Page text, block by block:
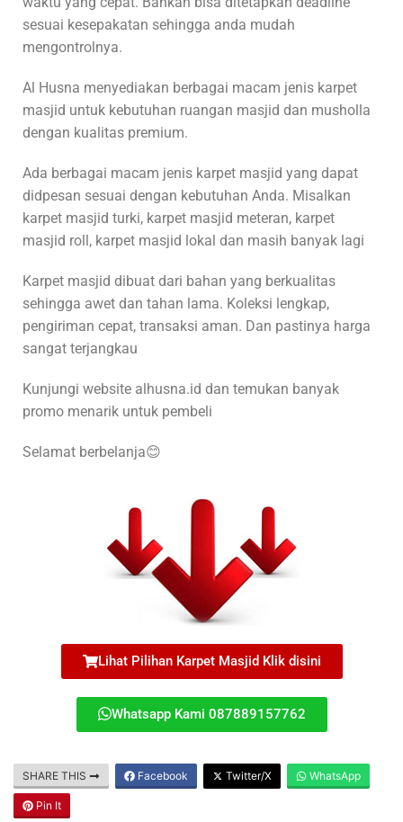
sesuai kesepakatan sehingga anda mudah
mengontrolnya.
Al Husna menyediakan berbagai macam jenis karpet
masjid untuk kebutuhan ruangan masjid dan musholla
dengan kualitas premium.
Ada berbagai macam jenis karpet masjid yang dapat
didpesan sesuai dengan kebutuhan Anda. Misalkan
karpet masjid turki, karpet masjid meteran, karpet
masjid roll, karpet masjid lokal dan masih banyak lagi
Karpet masjid dibuat dari bahan yang berkualitas
sehingga awet dan tahan lama. Koleksi lengkap,
pengiriman cepat, transaksi aman. Dan pastinya harga
sangat terjangkau
Kunjungi website alhusna.id dan temukan banyak
promo menarik untuk pembeli
Selamat berbelanja😊
Lihat Pilihan Karpet Masjid Klik disini
Whatsapp Kami 087889157762
SHARE THIS Facebook Twitter/X WhatsApp
Pin It